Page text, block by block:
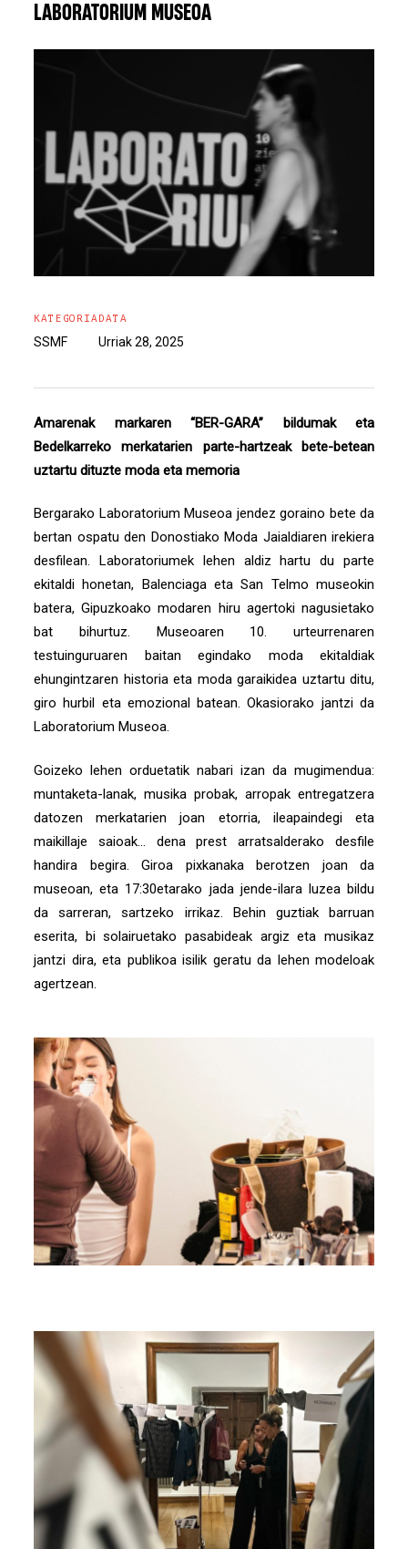
LABORATORIUM MUSEOA
KATEGORIA
SSMF
DATA
Urriak 28, 2025
Amarenak markaren “BER-GARA” bildumak eta
Bedelkarreko merkatarien parte-hartzeak bete-betean
uztartu dituzte moda eta memoria
Bergarako Laboratorium Museoa jendez goraino bete da
bertan ospatu den Donostiako Moda Jaialdiaren irekiera
desfilean. Laboratoriumek lehen aldiz hartu du parte
ekitaldi honetan, Balenciaga eta San Telmo museokin
batera, Gipuzkoako modaren hiru agertoki nagusietako
bat bihurtuz. Museoaren 10. urteurrenaren
testuinguruaren baitan egindako moda ekitaldiak
ehungintzaren historia eta moda garaikidea uztartu ditu,
giro hurbil eta emozional batean. Okasiorako jantzi da
Laboratorium Museoa.
Goizeko lehen orduetatik nabari izan da mugimendua:
muntaketa-lanak, musika probak, arropak entregatzera
datozen merkatarien joan etorria, ileapaindegi eta
maikillaje saioak… dena prest arratsalderako desfile
handira begira. Giroa pixkanaka berotzen joan da
museoan, eta 17:30etarako jada jende-ilara luzea bildu
da sarreran, sartzeko irrikaz. Behin guztiak barruan
eserita, bi solairuetako pasabideak argiz eta musikaz
jantzi dira, eta publikoa isilik geratu da lehen modeloak
agertzean.